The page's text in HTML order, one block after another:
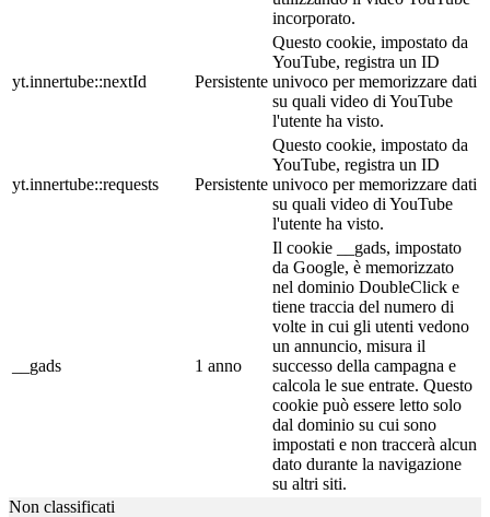
incorporato.
yt.innertube::nextId Persistente
Questo cookie, impostato da
YouTube, registra un ID
univoco per memorizzare dati
su quali video di YouTube
l'utente ha visto.
yt.innertube::requests Persistente
Questo cookie, impostato da
YouTube, registra un ID
univoco per memorizzare dati
su quali video di YouTube
l'utente ha visto.
__gads 1 anno
Il cookie __gads, impostato
da Google, è memorizzato
nel dominio DoubleClick e
tiene traccia del numero di
volte in cui gli utenti vedono
un annuncio, misura il
successo della campagna e
calcola le sue entrate. Questo
cookie può essere letto solo
dal dominio su cui sono
impostati e non traccerà alcun
dato durante la navigazione
su altri siti.
Non classificati